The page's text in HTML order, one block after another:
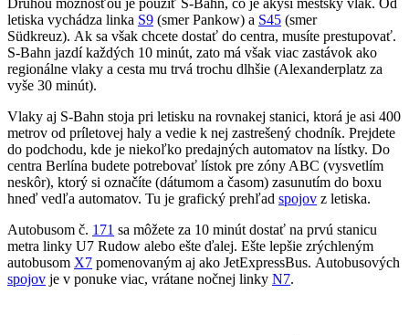
Druhou možnosťou je použiť S-Bahn, čo je akýsi mestský vlak. Od
letiska vychádza linka S9 (smer Pankow) a S45 (smer
Südkreuz). Ak sa však chcete dostať do centra, musíte prestupovať.
S-Bahn jazdí každých 10 minút, zato má však viac zastávok ako
regionálne vlaky a cesta mu trvá trochu dlhšie (Alexanderplatz za
vyše 30 minút).
Vlaky aj S-Bahn stoja pri letisku na rovnakej stanici, ktorá je asi 400
metrov od príletovej haly a vedie k nej zastrešený chodník. Prejdete
do podchodu, kde je niekoľko predajných automatov na lístky. Do
centra Berlína budete potrebovať lístok pre zóny ABC (vysvetlím
neskôr), ktorý si označíte (dátumom a časom) zasunutím do boxu
hneď vedľa automatov. Tu je grafický prehľad spojov z letiska.
Autobusom č. 171 sa môžete za 10 minút dostať na prvú stanicu
metra linky U7 Rudow alebo ešte ďalej. Ešte lepšie zrýchleným
autobusom X7 pomenovaným aj ako JetExpressBus. Autobusových
spojov je v ponuke viac, vrátane nočnej linky N7.